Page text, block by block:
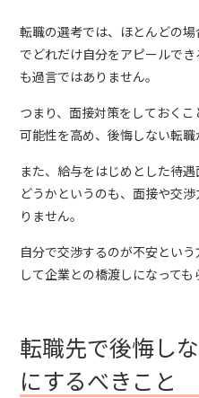
転職の選考では、ほとんどの
でどれだけ自分をアピールで
も過言ではありません。
つまり、面接対策をしておく
可能性を高め、後悔しない転職
また、給与をはじめとした待
どうかというのも、面接や交
りません。
自分で交渉するのが不安とい
して企業との橋渡しになっても
転職先で後悔し
にするべきこと